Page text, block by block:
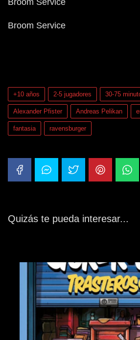
Broom Service
Broom Service
+10 años 2-5 jugadores 30-75
Alexander Pfister Andreas Pelikan
fantasia ravensburger
Quizás te pueda interesar...